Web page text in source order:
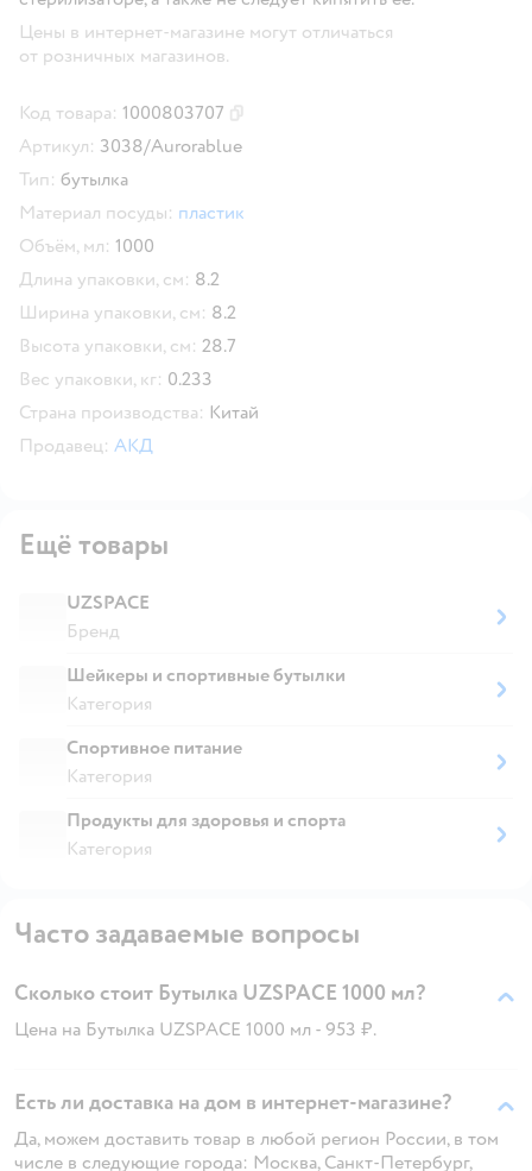
Цены в интернет-магазине могут отличаться
от розничных магазинов.
Код товара: 1000803707
Артикул: 3038/Aurorablue
Тип: бутылка
Материал посуды: пластик
Объём, мл: 1000
Длина упаковки, см: 8.2
Ширина упаковки, см: 8.2
Высота упаковки, см: 28.7
Вес упаковки, кг: 0.233
Страна производства: Китай
Продавец: АКД
Ещё товары
UZSPACE
Бренд
Шейкеры и спортивные бутылки
Категория
Спортивное питание
Категория
Продукты для здоровья и спорта
Категория
Часто задаваемые вопросы
Сколько стоит Бутылка UZSPACE 1000 мл?
Цена на Бутылка UZSPACE 1000 мл - 953 ₽.
Есть ли доставка на дом в интернет-магазине?
Да, можем доставить товар в любой регион России, в том
числе в следующие города: Москва, Санкт-Петербург,